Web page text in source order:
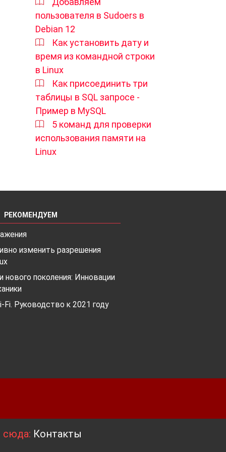
пользователя в Sudoers в
Debian 12
Как установить дату и
время из командной строки
в Linux
Как присоединить три
таблицы в SQL запросе -
Пример в MySQL
5 команд для проверки
использования памяти на
Linux
РЕКОМЕНДУЕМ
изменить разрешения
нового поколения: Инновации
Fi. Руководство к 2021 году
сюда: Контакты